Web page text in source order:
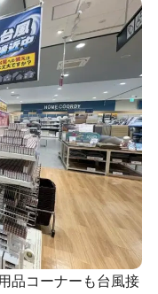
品コーナーも台風接